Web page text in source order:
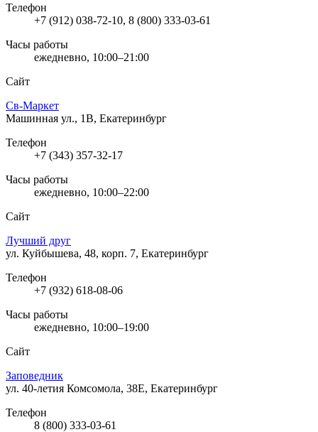
Телефон
+7 (912) 038-72-10, 8 (800) 333-03-61
Часы работы
ежедневно, 10:00–21:00
Сайт
Св-Маркет
Машинная ул., 1В, Екатеринбург
Телефон
+7 (343) 357-32-17
Часы работы
ежедневно, 10:00–22:00
Сайт
Лучший друг
ул. Куйбышева, 48, корп. 7, Екатеринбург
Телефон
+7 (932) 618-08-06
Часы работы
ежедневно, 10:00–19:00
Сайт
Заповедник
ул. 40-летия Комсомола, 38Е, Екатеринбург
Телефон
8 (800) 333-03-61